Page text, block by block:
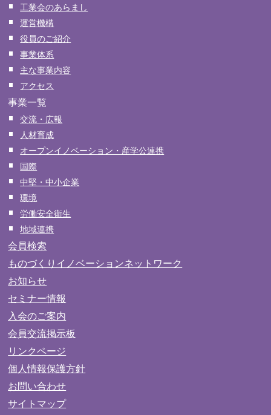
工業会のあらまし
運営機構
役員のご紹介
事業体系
主な事業内容
アクセス
事業一覧
交流・広報
人材育成
オープンイノベーション・産学公連携
国際
中堅・中小企業
環境
労働安全衛生
地域連携
会員検索
ものづくりイノベーションネットワーク
お知らせ
セミナー情報
入会のご案内
会員交流掲示板
リンクページ
個人情報保護方針
お問い合わせ
サイトマップ